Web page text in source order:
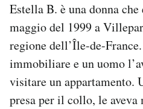
Estella B. è una donna
maggio del 1999 a
regione dell’Île-de-
immobiliare e un uomo
visitare un appartamento.
presa per il collo, le